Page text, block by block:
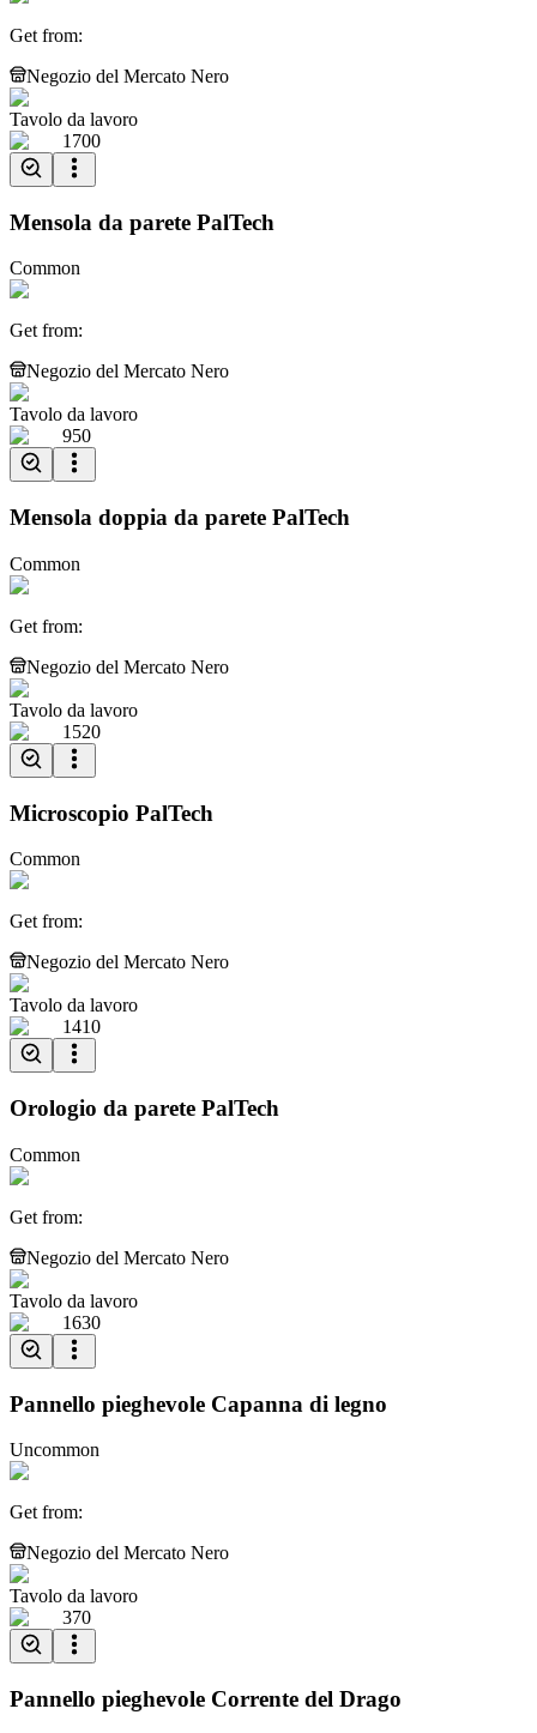
Get from:
Negozio del Mercato Nero
Tavolo da lavoro
1700
Mensola da parete PalTech
Common
Get from:
Negozio del Mercato Nero
Tavolo da lavoro
950
Mensola doppia da parete PalTech
Common
Get from:
Negozio del Mercato Nero
Tavolo da lavoro
1520
Microscopio PalTech
Common
Get from:
Negozio del Mercato Nero
Tavolo da lavoro
1410
Orologio da parete PalTech
Common
Get from:
Negozio del Mercato Nero
Tavolo da lavoro
1630
Pannello pieghevole Capanna di legno
Uncommon
Get from:
Negozio del Mercato Nero
Tavolo da lavoro
370
Pannello pieghevole Corrente del Drago